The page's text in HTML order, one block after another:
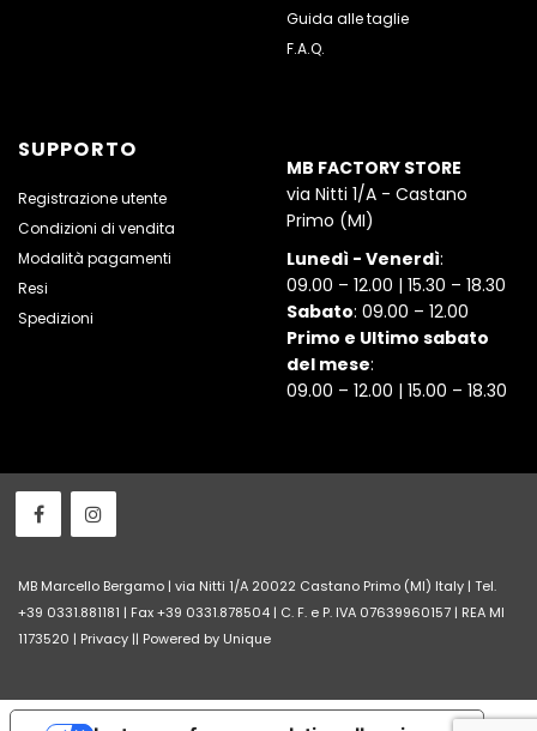
Guida alle taglie
F.A.Q.
SUPPORTO
Registrazione utente
Condizioni di vendita
Modalità pagamenti
Resi
Spedizioni
MB FACTORY STORE
via Nitti 1/A - Castano
Primo (MI)
Lunedì - Venerdì:
09.00 – 12.00 | 15.30 – 18.30
Sabato: 09.00 – 12.00
Primo e Ultimo sabato
del mese:
09.00 – 12.00 | 15.00 – 18.30
MB Marcello Bergamo | via Nitti 1/A 20022 Castano Primo (MI) Italy | Tel.
+39 0331.881181 | Fax +39 0331.878504 | C. F. e P. IVA 07639960157 | REA MI
1173520 | Privacy || Powered by Unique